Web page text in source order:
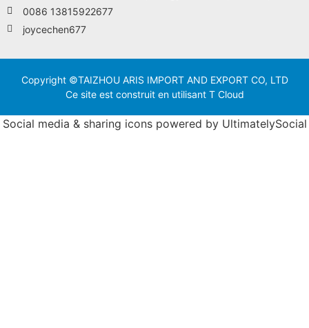
0086 13815922677
joycechen677
Copyright ©TAIZHOU ARIS IMPORT AND EXPORT CO, LTD
Ce site est construit en utilisant T Cloud
Social media & sharing icons powered by UltimatelySocial